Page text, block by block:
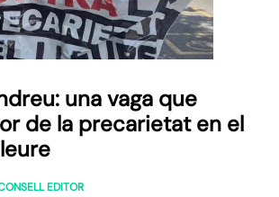
una vaga que
de la precarietat en el
EDITOR